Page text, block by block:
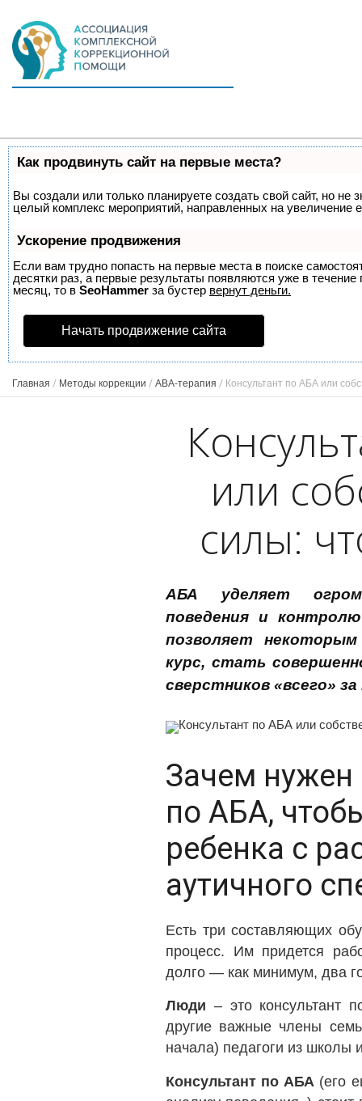
Как продвинуть сайт на первые места?
Вы создали или только планируете создать свой сайт, но не
целый комплекс мероприятий, направленных на увеличение
Ускорение продвижения
Если вам трудно попасть на первые места в поиске
десятки раз, а первые результаты появляются уже в
месяц, то в SeoHammer за бустер вернут деньги.
Начать продвижение сайта
Главная / Методы коррекции / ABA-терапия / Консультант по АБА или
или
силы:
АБА уделяет
поведения и
позволяет
курс, стать
сверстников «всего»
Зачем нужен
по АБА,
ребенка с
аутичного
Есть три составляющих
процесс. Им придется
долго — как минимум, два
Люди – это консультант
другие важные члены
начала) педагоги из школы
Консультант по АБА (его